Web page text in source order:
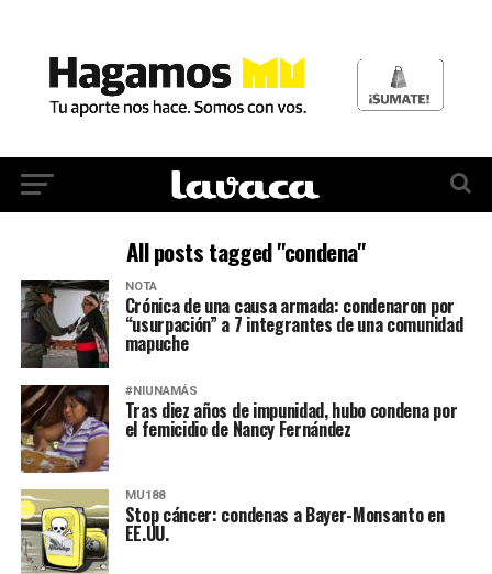
All posts tagged "condena"
NOTA
Crónica de una causa armada: condenaron por
“usurpación” a 7 integrantes de una comunidad
mapuche
#NIUNAMÁS
Tras diez años de impunidad, hubo condena por
el femicidio de Nancy Fernández
MU188
Stop cáncer: condenas a Bayer-Monsanto en
EE.UU.